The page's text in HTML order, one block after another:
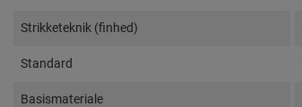
Strikketeknik (finhed)
Standard
Basismateriale